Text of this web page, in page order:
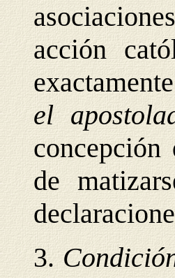
acción
el
de
3.